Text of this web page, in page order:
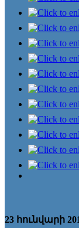
23 հունվարի